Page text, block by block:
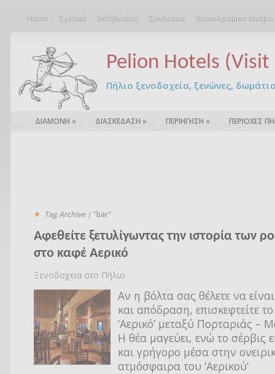
Home Σχετικά Εκδηλώσεις Συνδέσεις Χιονοδρομικό
Pelion Hotels (Visit
Πήλιο ξενοδοχεία, ξενώνες,
ΔΙΑΜΟΝΗ » ΔΙΑΣΚΕΔΑΣΗ » ΠΕΡΙΗΓΗΣΗ » ΠΕΡΙΟΧΕΣ
Tag Archive | "bar"
Αφεθείτε ξετυλίγωντας την ιστορία των
στο καφέ Αερικό
Ξενοδοχεία στο Πήλιο
Αν η βόλτα σας θέλετε να
και απόδραση, επισκεφτείτε
‘Αερικό’ μεταξύ Πορταριάς –
Η θέα μαγεύει, ενώ το σέρβις
και γρήγορο μέσα στην
ατμόσφαιρα του ‘Αερικού’